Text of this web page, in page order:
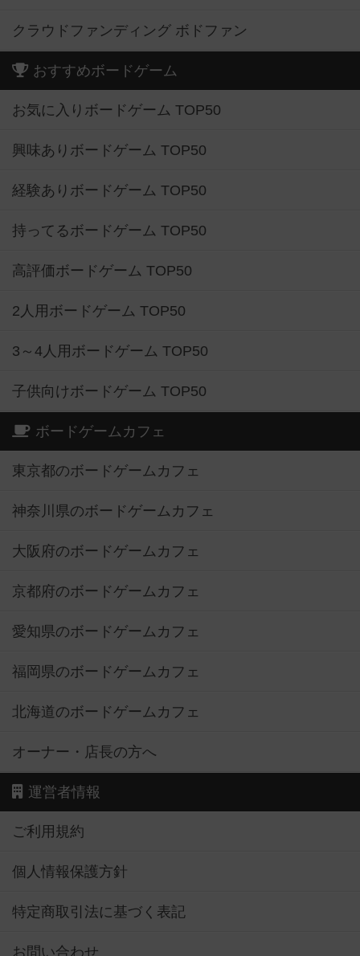
クラウドファンディング ボドファン
おすすめボードゲーム
お気に入りボードゲーム TOP50
興味ありボードゲーム TOP50
経験ありボードゲーム TOP50
持ってるボードゲーム TOP50
高評価ボードゲーム TOP50
2人用ボードゲーム TOP50
3～4人用ボードゲーム TOP50
子供向けボードゲーム TOP50
ボードゲームカフェ
東京都のボードゲームカフェ
神奈川県のボードゲームカフェ
大阪府のボードゲームカフェ
京都府のボードゲームカフェ
愛知県のボードゲームカフェ
福岡県のボードゲームカフェ
北海道のボードゲームカフェ
オーナー・店長の方へ
運営者情報
ご利用規約
個人情報保護方針
特定商取引法に基づく表記
お問い合わせ